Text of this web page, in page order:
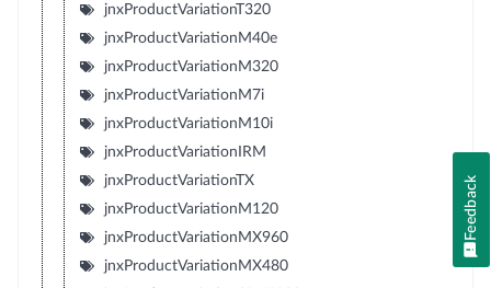
jnxProductVariationT320
jnxProductVariationM40e
jnxProductVariationM320
jnxProductVariationM7i
jnxProductVariationM10i
jnxProductVariationIRM
jnxProductVariationTX
jnxProductVariationM120
jnxProductVariationMX960
jnxProductVariationMX480
Feedback